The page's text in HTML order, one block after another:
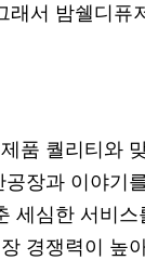
서 밤쉘디퓨
품 퀄리티와
장과 이야기
세심한 서비스
경쟁력이 높